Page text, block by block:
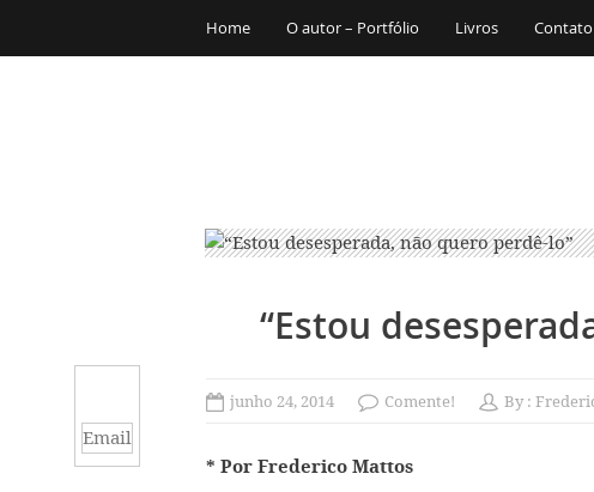
Home O autor – Portfólio Livros Contato
“Estou
junho 24, 2014 Comente! By :
* Por Frederico Mattos
Email